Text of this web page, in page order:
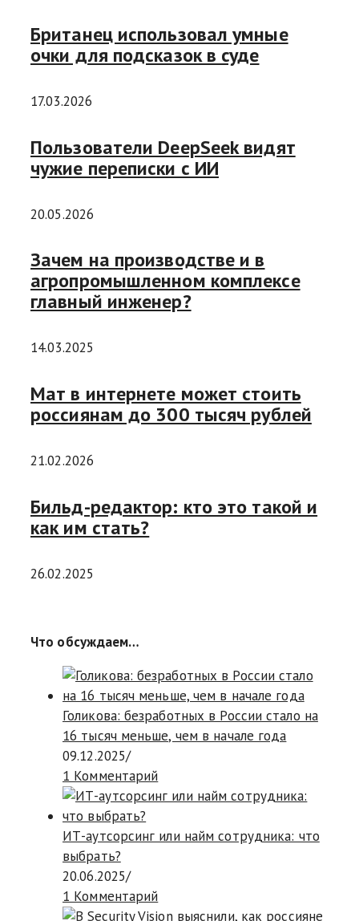
Британец использовал умные
очки для подсказок в суде
17.03.2026
Пользователи DeepSeek видят
чужие переписки с ИИ
20.05.2026
Зачем на производстве и в
агропромышленном комплексе
главный инженер?
14.03.2025
Мат в интернете может стоить
россиянам до 300 тысяч рублей
21.02.2026
Бильд-редактор: кто это такой и
как им стать?
26.02.2025
Что обсуждаем…
Голикова: безработных в России стало на
16 тысяч меньше, чем в начале года
09.12.2025/
1 Комментарий
ИТ-аутсорсинг или найм сотрудника: что
выбрать?
20.06.2025/
1 Комментарий